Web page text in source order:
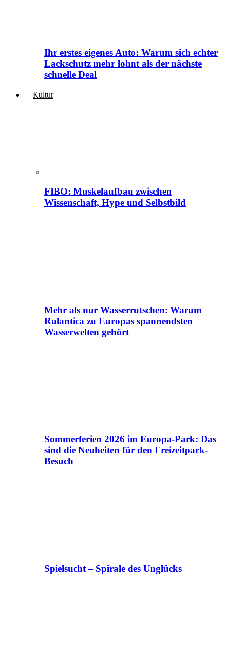
Ihr erstes eigenes Auto: Warum sich echter
Lackschutz mehr lohnt als der nächste
schnelle Deal
Kultur
FIBO: Muskelaufbau zwischen
Wissenschaft, Hype und Selbstbild
Mehr als nur Wasserrutschen: Warum
Rulantica zu Europas spannendsten
Wasserwelten gehört
Sommerferien 2026 im Europa-Park: Das
sind die Neuheiten für den Freizeitpark-
Besuch
Spielsucht – Spirale des Unglücks